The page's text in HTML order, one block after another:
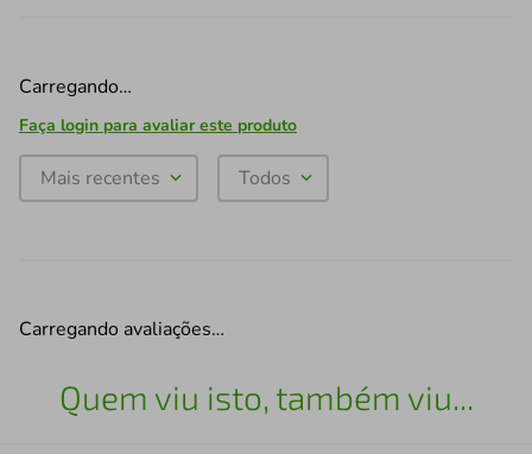
Carregando…
Faça login para avaliar este produto
Mais recentes Todos
Carregando avaliações…
Quem viu isto, também viu...